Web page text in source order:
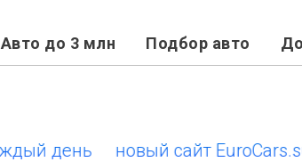
Авто до 3 млн Подбор авто
новый сайт EuroCars.su •